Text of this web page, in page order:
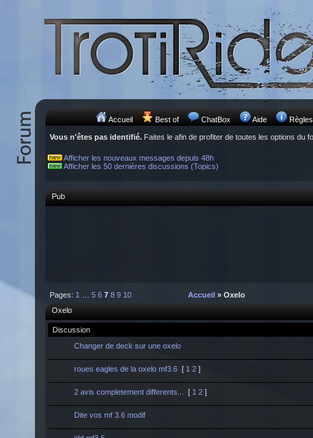
Accueil Best of ChatBox Aide Règles
Vous n'êtes pas identifié. Faites le afin de profiter de toutes les options du
Afficher les nouveaux messages depuis 48h
Afficher les 50 dernières discussions (Topics)
Pub
Pages: 1 5 6 7 8 9 10 Accueil » Oxelo
Oxelo
Discussion
Changer de deck sur une oxelo
roues eagles de la oxelo mf3.6 [ 1 2 ]
2 avis completement differents... [ 1 2 ]
Dite vos mf 3.6 modif